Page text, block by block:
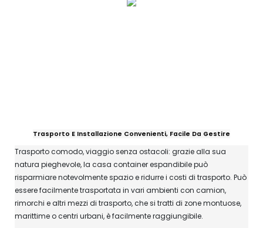
Trasporto E Installazione Convenienti, Facile Da Gestire
Trasporto comodo, viaggio senza ostacoli: grazie alla sua
natura pieghevole, la casa container espandibile può
risparmiare notevolmente spazio e ridurre i costi di trasporto. Può
essere facilmente trasportata in vari ambienti con camion,
rimorchi e altri mezzi di trasporto, che si tratti di zone montuose,
marittime o centri urbani, è facilmente raggiungibile.